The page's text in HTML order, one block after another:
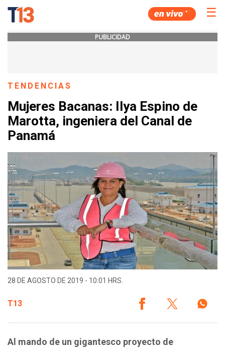
☰
PUBLICIDAD
TENDENCIAS
Mujeres Bacanas: Ilya Espino de
Marotta, ingeniera del Canal de
Panamá
28 DE AGOSTO DE 2019 - 10:01 HRS.
T13
Al mando de un gigantesco proyecto de